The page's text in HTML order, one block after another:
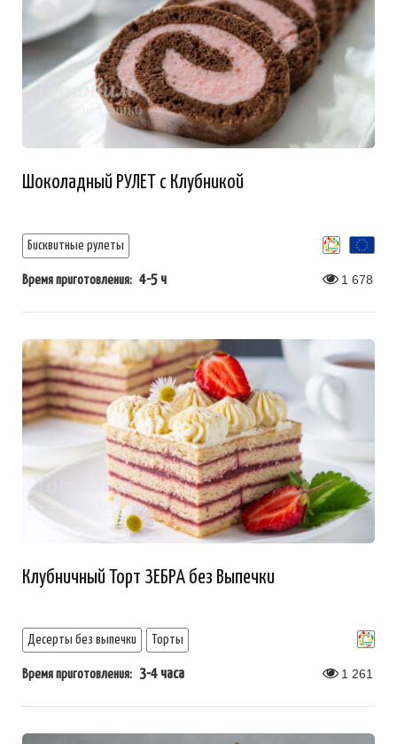
Шоколадный РУЛЕТ с Клубникой
Бисквитные рулеты
Время приготовления: 4-5 ч 1 678
Клубничный Торт ЗЕБРА без Выпечки
Десерты без выпечки Торты
Время приготовления: 3-4 часа 1 261